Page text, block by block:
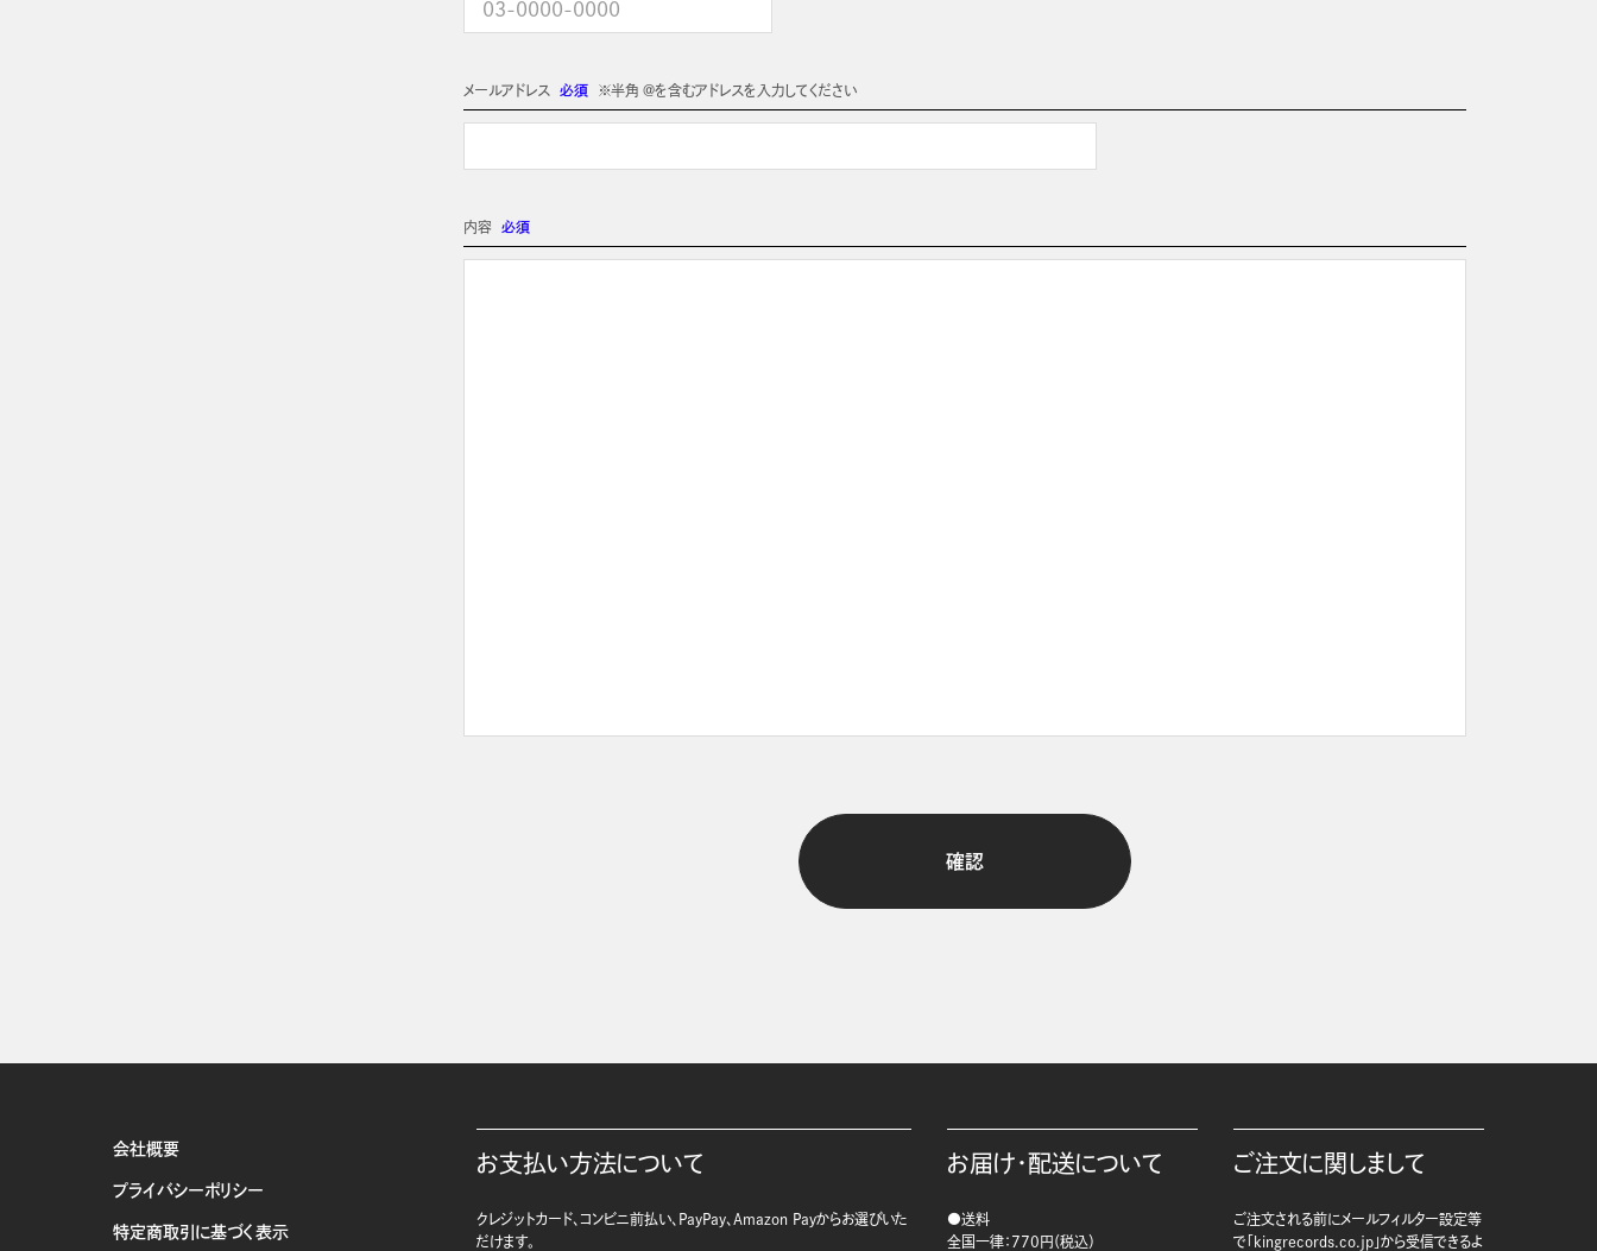
メールアドレス 必須 ※半角 @を含むアドレスを入力してください
内容 必須
会社概要
プライバシーポリシー
特定商取引に基づく表示
お支払い方法について
クレジットカード、コンビニ前払い、PayPay、Amazon Payからお選びいた
だけます。
お届け・配送について
●送料
全国一律：770円（税込）
ご注文に関しまして
ご注文される前にメールフィルター設定等
で「kingrecords.co.jp」から受信できるよ